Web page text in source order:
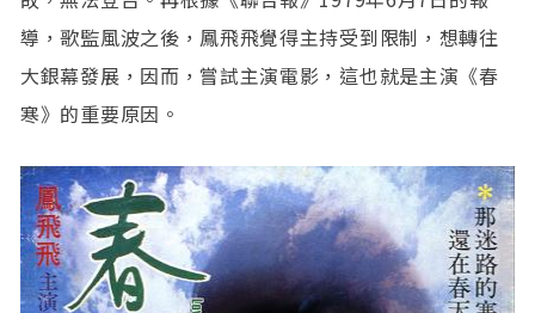
導，歌監風波之後，鳳飛飛覺得主持受到限制，想轉往
大銀幕發展，因而，嘗試主演電影，這也就是主演《春
寒》的重要原因。